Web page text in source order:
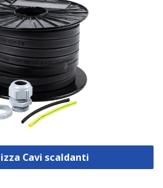
Cavi scaldanti